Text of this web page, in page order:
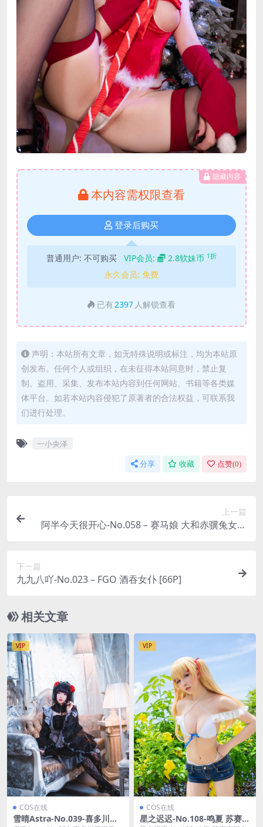
隐藏内容
本内容需权限查看
登录后购买
普通用户: 不可购买 VIP会员: 2.8软妹币 1折
永久会员: 免费
已有2397 人解锁查看
声明：本站所有文章，如无特殊说明或标注，均为本站原
创发布。任何个人或组织，在未征得本站同意时，禁止复
制、盗用、采集、发布本站内容到任何网站、书籍等各类媒
体平台。如若本站内容侵犯了原著者的合法权益，可联系我
们进行处理。
一小央泽
分享 收藏 点赞(0)
上一篇
阿半今天很开心-No.058 – 赛马娘 大和赤骥兔女郎
下一篇
九九八吖-No.023 – FGO 酒吞女仆 [66P]
相关文章
VIP
COS在线
雪晴Astra-No.039-喜多川黑
VIP
COS在线
星之迟迟-No.108-鸣夏 苏赛克